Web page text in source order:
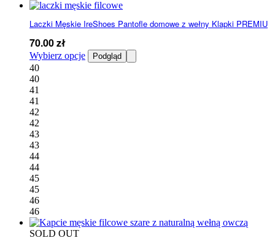
Laczki Męskie IreShoes Pantofle domowe z wełny Klapki PREMIU
70.00zł
Wybierz opcje Ten
produkt
Podgląd
40
40
41
41
42
42
43
43
44
44
45
45
46
46
SOLD OUT